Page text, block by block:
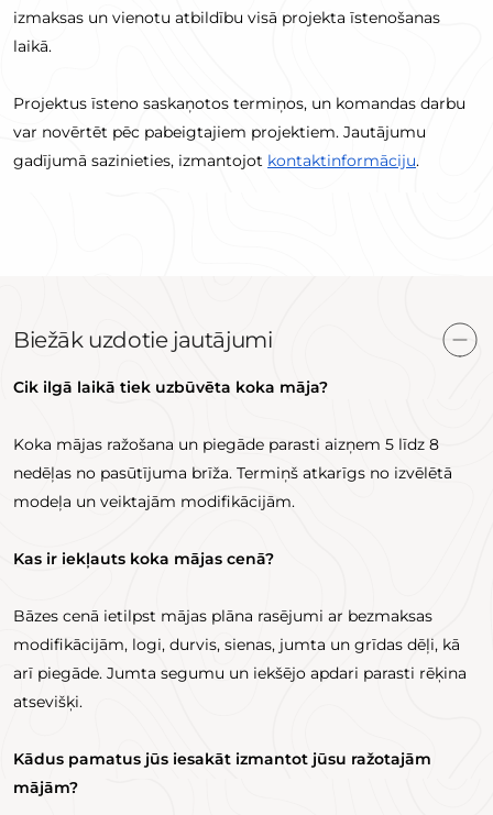
izmaksas un vienotu atbildību visā projekta īstenošanas
laikā.
Projektus īsteno saskaņotos termiņos, un komandas darbu
var novērtēt pēc pabeigtajiem projektiem. Jautājumu
gadījumā sazinieties, izmantojot kontaktinformāciju.
Biežāk uzdotie jautājumi
Cik ilgā laikā tiek uzbūvēta koka māja?
Koka mājas ražošana un piegāde parasti aizņem 5 līdz 8
nedēļas no pasūtījuma brīža. Termiņš atkarīgs no izvēlētā
modeļa un veiktajām modifikācijām.
Kas ir iekļauts koka mājas cenā?
Bāzes cenā ietilpst mājas plāna rasējumi ar bezmaksas
modifikācijām, logi, durvis, sienas, jumta un grīdas dēļi, kā
arī piegāde. Jumta segumu un iekšējo apdari parasti rēķina
atsevišķi.
Kādus pamatus jūs iesakāt izmantot jūsu ražotajām
mājām?